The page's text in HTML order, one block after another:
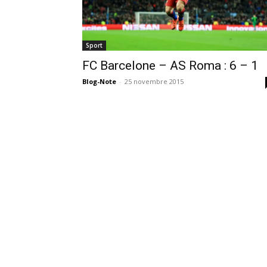
Sport
FC Barcelone – AS Roma : 6 – 1
Blog-Note - 25 novembre 2015